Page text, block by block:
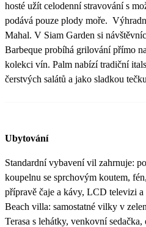
hosté užít celodenní stravování s
podává pouze plody moře.
Mahal. V Siam Garden si
Barbeque probíhá grilování přímo
kolekci vín. Palm nabízí tradiční
čerstvých salátů a jako sladkou
Ubytování
Standardní vybavení vil zahrnuje:
koupelnu se sprchovým koutem,
přípravě čaje a kávy, LCD televizi a
Beach villa: samostatné vilky v
Terasa s lehátky, venkovní